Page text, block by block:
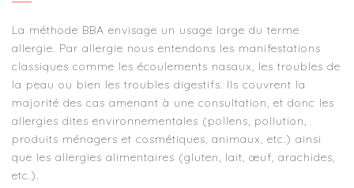
La méthode BBA envisage un usage large du terme
allergie. Par allergie nous entendons les manifestations
classiques comme les écoulements nasaux, les troubles de
la peau ou bien les troubles digestifs. Ils couvrent la
majorité des cas amenant à une consultation, et donc les
allergies dites environnementales (pollens, pollution,
produits ménagers et cosmétiques, animaux, etc.) ainsi
que les allergies alimentaires (gluten, lait, œuf, arachides,
etc.).